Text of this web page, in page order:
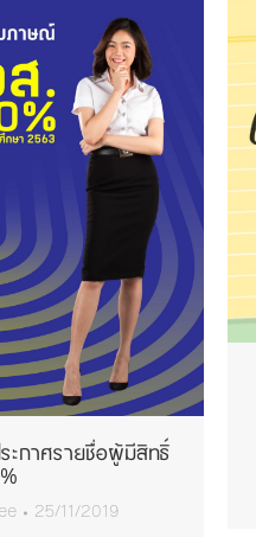
ะกาศรายชื่อผู้มีสิทธิ์
25/11/2019